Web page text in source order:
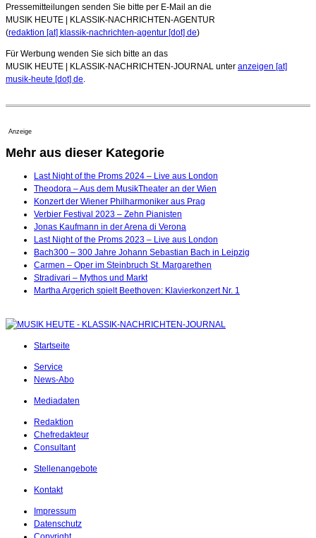
Pressemitteilungen senden Sie bitte per E-Mail an die
MUSIK HEUTE | KLASSIK-NACHRICHTEN-AGENTUR
(redaktion [at] klassik-nachrichten-agentur [dot] de)
Für Werbung wenden Sie sich bitte an das
MUSIK HEUTE | KLASSIK-NACHRICHTEN-JOURNAL unter anzeigen [at]
musik-heute [dot] de
Anzeige
Mehr aus dieser Kategorie
Last Night of the Proms 2024 – Live aus London
Theodora – Aus dem MusikTheater an der Wien
Konzert der Wiener Philharmoniker aus Prag
Verbier Festival 2023 – Zehn Pianisten
Jonas Kaufmann in der Arena di Verona
Last Night of the Proms 2023 – Live aus London
Bach300 – 300 Jahre Johann Sebastian Bach in Leipzig
Carmen – Oper im Steinbruch St. Margarethen
Stradivari – Mythos und Markt
Martha Argerich spielt Beethoven: Klavierkonzert Nr. 1
Startseite
Service
News-Abo
Mediadaten
Redaktion
Chefredakteur
Consultant
Stellenangebote
Kontakt
Impressum
Datenschutz